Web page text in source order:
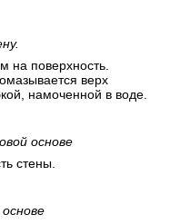
на поверхность.
верх
намоченной в воде.
основе
стены.